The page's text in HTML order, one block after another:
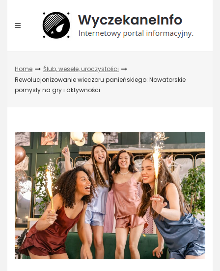
content
Home
Ślub, wesele, uroczystości
Rewolucjonizowanie wieczoru panieńskiego: Nowatorskie
pomysły na gry i aktywności